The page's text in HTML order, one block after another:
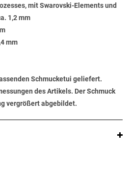
mit Swarovski-Elements und
1,2 mm
mm
Schmucketui geliefert.
des Artikels. Der Schmuck
vergrößert abgebildet.